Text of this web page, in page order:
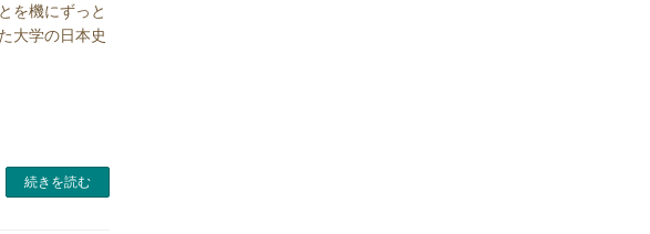
を機にずっと
大学の日本史
続きを読む